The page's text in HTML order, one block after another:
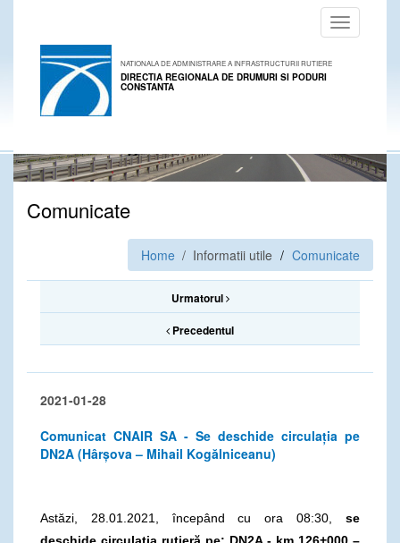
Toggle
navigation
NATIONALA DE ADMINISTRARE A INFRASTRUCTURII RUTIERE
DIRECTIA REGIONALA DE DRUMURI SI PODURI
CONSTANTA
Comunicate
Home / Informatii utile Comunicate
Urmatorul
Precedentul
2021-01-28
Comunicat CNAIR SA - Se deschide circulația pe
DN2A (Hârșova – Mihail Kogălniceanu)
Astăzi, 28.01.2021, începând cu ora 08:30, se
deschide circulația rutieră pe: DN2A - km 126+000 –